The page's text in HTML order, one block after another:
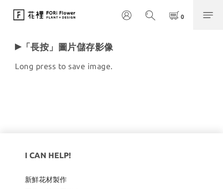
▸「 長按」圖片儲存影像
Long press to save image.
I CAN HELP!
新鮮花材製作